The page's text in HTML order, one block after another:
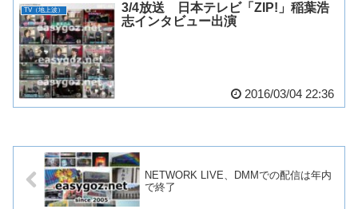
TV（地上波）
3/4放送 日本テレビ「ZIP!」稲葉浩
志インタビュー出演
2016/03/04 22:36
NETWORK LIVE、DMMでの配信は年内
で終了